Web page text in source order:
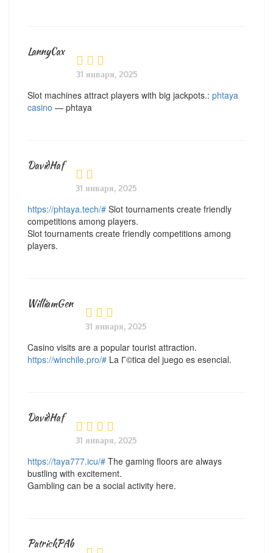
LannyCax
31 января, 2025
Slot machines attract players with big jackpots.: phtaya
casino — phtaya
DavidHaf
31 января, 2025
https://phtaya.tech/# Slot tournaments create friendly
competitions among players.
Slot tournaments create friendly competitions among
players.
WilliamGen
31 января, 2025
Casino visits are a popular tourist attraction.
https://winchile.pro/# La Г©tica del juego es esencial.
DavidHaf
31 января, 2025
https://taya777.icu/# The gaming floors are always
bustling with excitement.
Gambling can be a social activity here.
PatrickPAb